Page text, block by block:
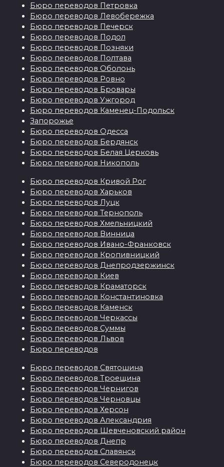
Бюро переводов Петровка
Бюро переводов Левобережка
Бюро переводов Печерск
Бюро переводов Подол
Бюро переводов Позняки
Бюро переводов Полтава
Бюро переводов Оболонь
Бюро переводов Ровно
Бюро переводов Бровары
Бюро переводов Ужгород
Бюро переводов Каменец-Подольск
Запорожье
Бюро переводов Одесса
Бюро переводов Бердянск
Бюро переводов Белая Церковь
Бюро переводов Никополь
Бюро переводов Кривой Рог
Бюро переводов Харьков
Бюро переводов Луцк
Бюро переводов Тернополь
Бюро переводов Хмельницкий
Бюро переводов Винница
Бюро переводов Ивано-Франковск
Бюро переводов Кропивницкий
Бюро переводов Днепродзержинск
Бюро переводов Киев
Бюро переводов Краматорск
Бюро переводов Константиновка
Бюро переводов Каменск
Бюро переводов Черкассы
Бюро переводов Суммы
Бюро переводов Львов
Бюро переводов
Бюро переводов Святошина
Бюро переводов Троещина
Бюро переводов Чернигов
Бюро переводов Черновцы
Бюро переводов Херсон
Бюро переводов Александрия
Бюро переводов Шевченовский район
Бюро переводов Днепр
Бюро переводов Славянск
Бюро переводов Северодонецк